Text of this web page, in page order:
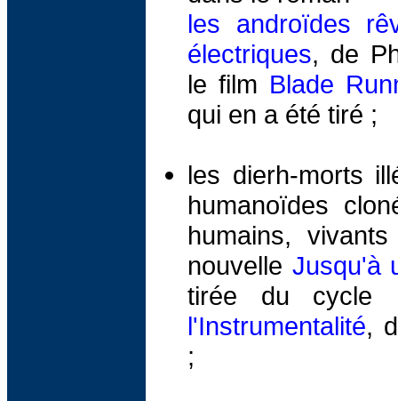
les androïdes
électriques, de
le film Blade
qui en a été tiré ;
les dierh-morts
humanoïdes
humains,
nouvelle Jusqu'à
tirée du cycle
l'Instrumentalité,
;